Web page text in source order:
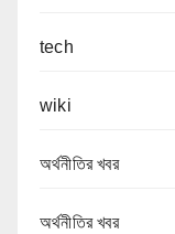
tech
wiki
অর্থনীতির খবর
অর্থনীতির খবর